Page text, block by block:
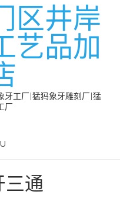
区井岸
艺品加
牙工厂|猛犸象牙雕刻厂|猛
厂
三通